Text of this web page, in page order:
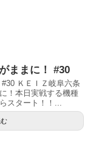
ままに！ #30
ＫＥＩＺ岐阜六条
！本日実戦する機種
スタート！！...